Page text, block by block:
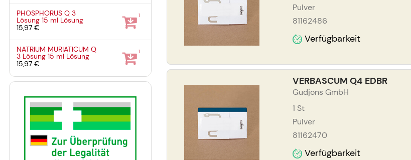
Pulver
81162486
Verfügbarkeit
VERBASCUM Q4 EDBR
Gudjons GmbH
1 St
Pulver
81162470
Verfügbarkeit
PHOSPHORUS Q 3
Lösung15 ml Lösung
15,97 €
1
NATRIUM MURIATICUM Q
3 Lösung15 ml Lösung
15,97 €
1